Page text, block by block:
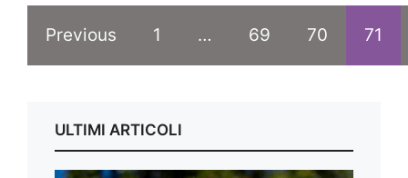
Previous 1 … 69 70 71
ULTIMI ARTICOLI